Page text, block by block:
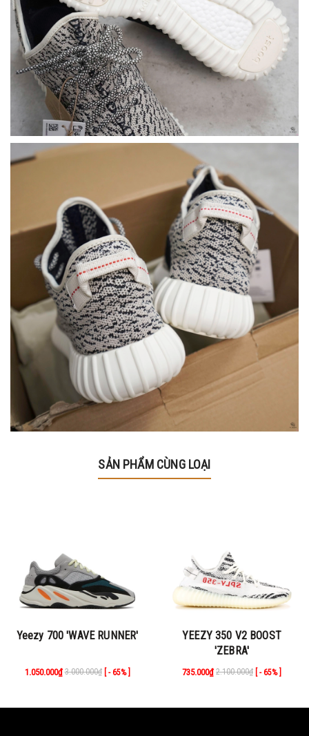
SẢN PHẨM CÙNG LOẠI
Yeezy 700 'WAVE RUNNER'
1.050.000₫ 3.000.000₫ [ - 65% ]
YEEZY 350 V2 BOOST
'ZEBRA'
735.000₫ 2.100.000₫ [ - 65% ]